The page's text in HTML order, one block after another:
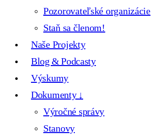
Pozorovateľské organizácie
Staň sa členom!
Naše Projekty
Blog & Podcasty
Výskumy
Dokumenty ↓
Výročné správy
Stanovy